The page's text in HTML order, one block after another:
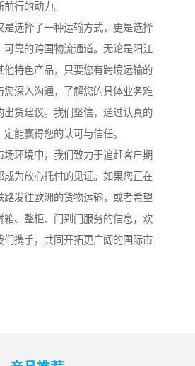
行的动力。
是选择了一种运输方式，更是选择
可靠的跨国物流通道。无论是阳江
他特色产品，只要您有跨境运输的
您深入沟通，了解您的具体业务难
出货建议。我们坚信，通过认真的
能赢得您的认可与信任。
场环境中，我们致力于追赶客户期
成为放心托付的见证。如果您正在
路发往欧洲的货物运输，或者希望
箱、整柜、门到门服务的信息，欢
们携手，共同开拓更广阔的国际市